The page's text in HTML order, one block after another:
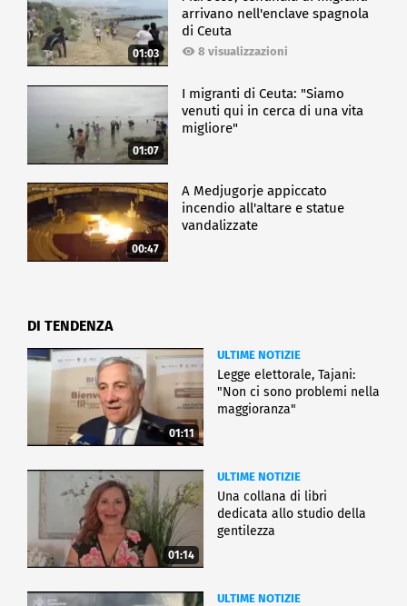
01:03
arrivano nell'enclave spagnola
di Ceuta
8 visualizzazioni
01:07
I migranti di Ceuta: "Siamo
venuti qui in cerca di una vita
migliore"
00:47
A Medjugorje appiccato
incendio all'altare e statue
vandalizzate
DI TENDENZA
01:11
ULTIME NOTIZIE
Legge elettorale, Tajani:
"Non ci sono problemi nella
maggioranza"
01:14
ULTIME NOTIZIE
Una collana di libri
dedicata allo studio della
gentilezza
ULTIME NOTIZIE